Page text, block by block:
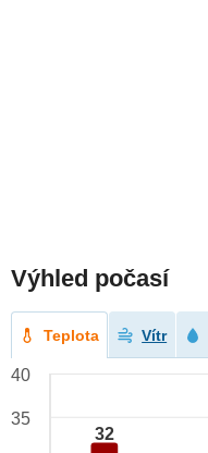
Výhled počasí
Teplota Vítr
32
40
35